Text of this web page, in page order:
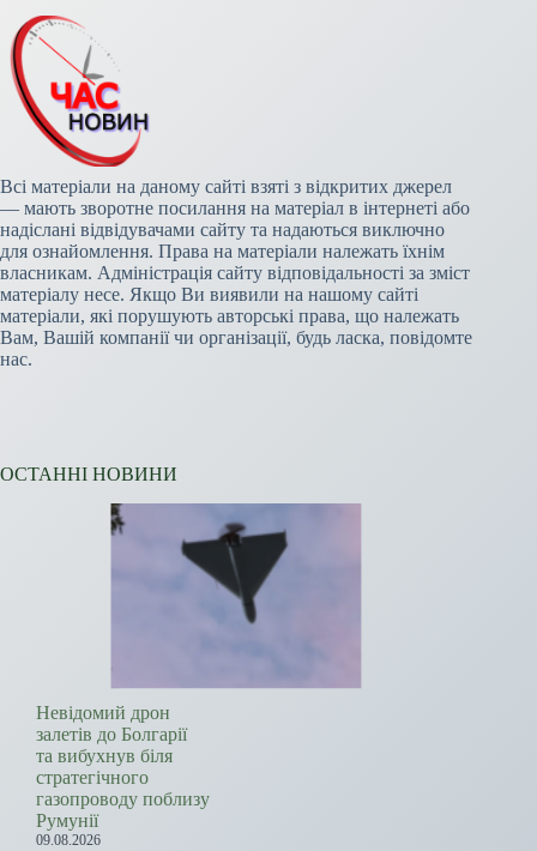
Всі матеріали на даному сайті взяті з відкритих джерел
— мають зворотне посилання на матеріал в інтернеті або
надіслані відвідувачами сайту та надаються виключно
для ознайомлення. Права на матеріали належать їхнім
власникам. Адміністрація сайту відповідальності за зміст
матеріалу несе. Якщо Ви виявили на нашому сайті
матеріали, які порушують авторські права, що належать
Вам, Вашій компанії чи організації, будь ласка, повідомте
нас.
ОСТАННІ НОВИНИ
Невідомий дрон
залетів до Болгарії
та вибухнув біля
стратегічного
газопроводу поблизу
Румунії
09.08.2026